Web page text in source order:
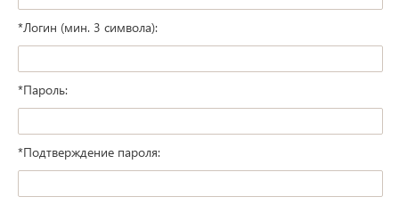
*Логин (мин. 3 символа):
*Пароль:
*Подтверждение пароля: